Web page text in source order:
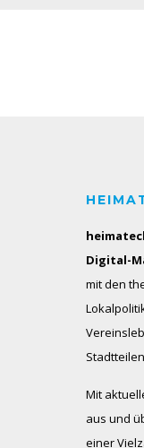
Digital-
mit den
Mit
aus und
einer